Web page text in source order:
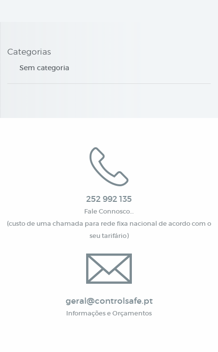
Categorias
Sem categoria
252 992 135
Fale Connosco…
(custo de uma chamada para rede fixa nacional de acordo com o
seu tarifário)
geral@controlsafe.pt
Informações e Orçamentos